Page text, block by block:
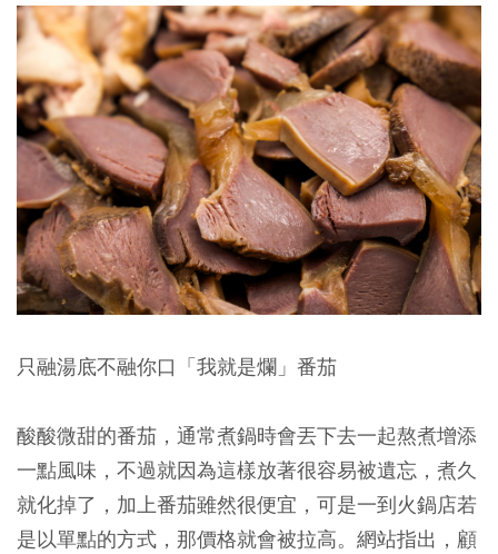
只融湯底不融你口「我就是爛」番茄
酸酸微甜的番茄，通常煮鍋時會丟下去一起熬煮增添
一點風味，不過就因為這樣放著很容易被遺忘，煮久
就化掉了，加上番茄雖然很便宜，可是一到火鍋店若
是以單點的方式，那價格就會被拉高。網站指出，顧